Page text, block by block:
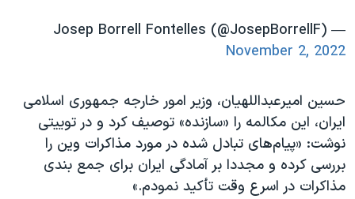
— Josep Borrell Fontelles (@JosepBorrellF)
November 2, 2022
حسین امیرعبداللهیان، وزیر امور خارجه جمهوری اسلامی
ایران، این مکالمه را «سازنده» توصیف کرد و در توییتی
نوشت: «پیام‌های تبادل شده در مورد مذاکرات وین را
بررسی کرده و مجددا بر آمادگی ایران برای جمع بندی
مذاکرات در اسرع وقت تأکید نمودم‌.»